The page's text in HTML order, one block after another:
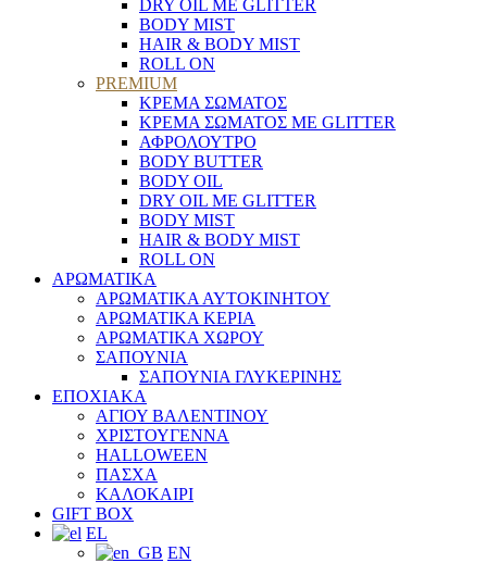
DRY OIL ΜΕ GLITTER
BODY MIST
HAIR & BODY MIST
ROLL ON
PREMIUM
ΚΡΕΜΑ ΣΩΜΑΤΟΣ
ΚΡΕΜΑ ΣΩΜΑΤΟΣ ΜΕ GLITTER
ΑΦΡΟΛΟΥΤΡΟ
BODY BUTTER
BODY OIL
DRY OIL ΜΕ GLITTER
BODY MIST
HAIR & BODY MIST
ROLL ON
ΑΡΩΜΑΤΙΚΑ
ΑΡΩΜΑΤΙΚΑ ΑΥΤΟΚΙΝΗΤΟΥ
ΑΡΩΜΑΤΙΚΑ ΚΕΡΙΑ
ΑΡΩΜΑΤΙΚΑ ΧΩΡΟΥ
ΣΑΠΟΥΝΙΑ
ΣΑΠΟΥΝΙΑ ΓΛΥΚΕΡΙΝΗΣ
ΕΠΟΧΙΑΚΑ
ΑΓΙΟΥ ΒΑΛΕΝΤΙΝΟΥ
ΧΡΙΣΤΟΥΓΕΝΝΑ
HALLOWEEN
ΠΑΣΧΑ
ΚΑΛΟΚΑΙΡΙ
GIFT BOX
EL
EN